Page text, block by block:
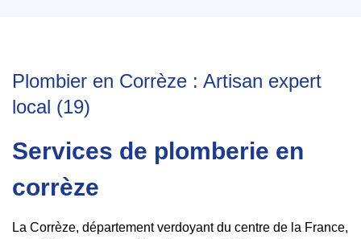
Plombier en Corrèze : Artisan expert
local (19)
Services de plomberie en
corrèze
La Corrèze, département verdoyant du centre de la France,